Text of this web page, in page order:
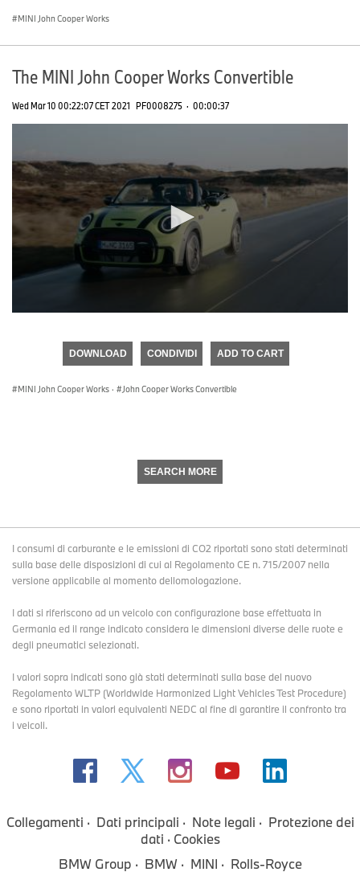
MINI John Cooper Works
The MINI John Cooper Works Convertible
Wed Mar 10 00:22:07 CET 2021 PF0008275 · 00:00:37
DOWNLOAD CONDIVIDI ADD TO CART
MINI John Cooper Works · John Cooper Works Convertible
SEARCH MORE
I consumi di carburante e le emissioni di CO2 riportati sono stati determinati
sulla base delle disposizioni di cui al Regolamento CE n. 715/2007 nella
versione applicabile al momento dellomologazione.
I dati si riferiscono ad un veicolo con configurazione base effettuata in
Germania ed il range indicato considera le dimensioni diverse delle ruote e
degli pneumatici selezionati.
I valori sopra indicati sono già stati determinati sulla base del nuovo
Regolamento WLTP (Worldwide Harmonized Light Vehicles Test Procedure)
e sono riportati in valori equivalenti NEDC al fine di garantire il confronto tra
i veicoli.
Collegamenti Dati principali Note legali
Protezione dei
dati
Cookies
BMW Group
BMW MINI Rolls-Royce